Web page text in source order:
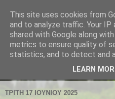
ΤΡΊΤΗ 17 ΙΟΥΝΊΟΥ 2025
This site uses cookies from
and to analyze traffic. Your IP
shared with Google along
metrics to ensure quality of
statistics, and to detect and
LEARN